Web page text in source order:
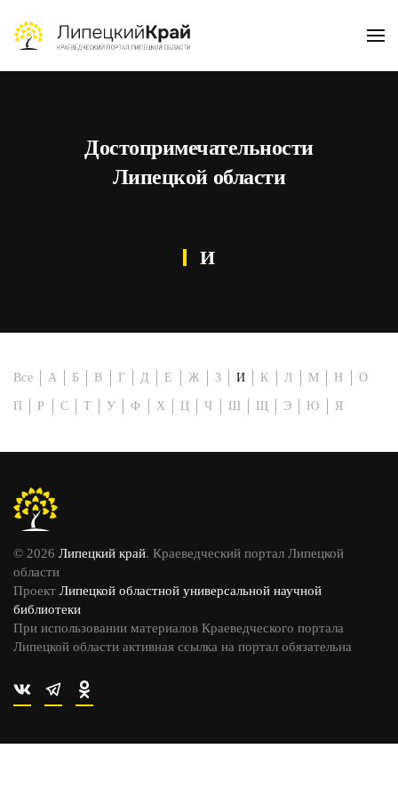
Skip to main content
Достопримечательности
Липецкой области
И
Все А Б В Г Д Е Ж З И К Л М Н О
П Р С Т У Ф Х Ц Ч Ш Щ Э Ю Я
© 2026 Липецкий край. Краеведческий портал Липецкой
области
Проект Липецкой областной универсальной научной
библиотеки
При использовании материалов Краеведческого портала
Липецкой области активная ссылка на портал обязательна